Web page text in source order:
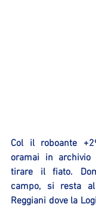
Col il roboante
oramai in archivio
tirare il fiato.
campo, si resta
Reggiani dove la